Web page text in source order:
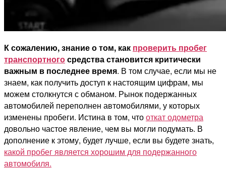
К сожалению,знание о том, как проверить пробег
транспортногосредства становится критически
важным в последнее время. В том случае, если мы не
знаем, как получить доступ к настоящим цифрам, мы
можем столкнутся с обманом. Рынок подержанных
автомобилей переполнен автомобилями, у которых
изменены пробеги. Истина в том, чтооткат одометра
довольно частое явление, чем вы могли подумать. В
дополнение к этому, будет лучше, если вы будете знать,
какой пробег является хорошим для подержанного
автомобиля.